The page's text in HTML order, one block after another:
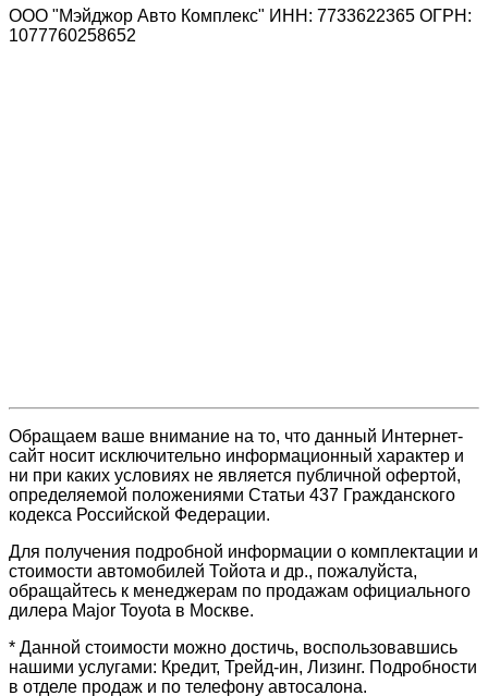
ООО "Мэйджор Авто Комплекс" ИНН: 7733622365 ОГРН:
1077760258652
Обращаем ваше внимание на то, что данный Интернет-
сайт носит исключительно информационный характер и
ни при каких условиях не является публичной офертой,
определяемой положениями Статьи 437 Гражданского
кодекса Российской Федерации.
Для получения подробной информации о комплектации и
стоимости автомобилей Тойота и др., пожалуйста,
обращайтесь к менеджерам по продажам официального
дилера Major Toyota в Москве.
* Данной стоимости можно достичь, воспользовавшись
нашими услугами: Кредит, Трейд-ин, Лизинг. Подробности
в отделе продаж и по телефону автосалона.